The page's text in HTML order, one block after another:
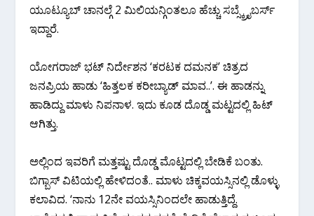
ಯೂಟ್ಯೂಬ್ ಚಾನಲ್ಗೆ 2 ಮಿಲಿಯನ್ಗಿಂತಲೂ ಹೆಚ್ಚು ಸಬ್ಸ್ಕ್ರೈಬರ್ಸ್
ಇದ್ದಾರೆ.
ಯೋಗರಾಜ್ ಭಟ್ ನಿರ್ದೇಶನ ‘ಕರಟಕ ದಮನಕ’ ಚಿತ್ರದ
ಜನಪ್ರಿಯ ಹಾಡು ‘ಹಿತ್ತಲಕ ಕರೀಬ್ಯಾಡ್ ಮಾವ..’. ಈ ಹಾಡನ್ನು
ಹಾಡಿದ್ದು ಮಾಳು ನಿಪನಾಳ. ಇದು ಕೂಡ ದೊಡ್ಡ ಮಟ್ಟದಲ್ಲಿ ಹಿಟ್
ಆಗಿತ್ತು.
ಅಲ್ಲಿಂದ ಇವರಿಗೆ ಮತ್ತಷ್ಟು ದೊಡ್ಡ ಮೊಟ್ಟದಲ್ಲಿ ಬೇಡಿಕೆ ಬಂತು.
ಬಿಗ್ಬಾಸ್ ವಿಟಿಯಲ್ಲಿ ಹೇಳಿದಂತೆ.. ಮಾಳು ಚಿಕ್ಕವಯಸ್ಸಿನಲ್ಲಿ ಡೊಳ್ಳು
ಕಲಾವಿದ. ‘ನಾನು 12ನೇ ವಯಸ್ಸಿನಿಂದಲೇ ಹಾಡುತ್ತಿದ್ದೆ.